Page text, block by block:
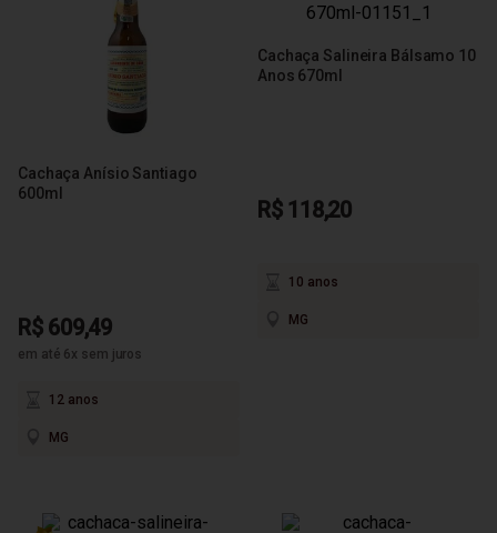
Cachaça Anísio Santiago
600ml
R$ 609,49
em até 6x sem juros
12 anos
MG
Cachaça Salineira Bálsamo 10
Anos 670ml
R$ 118,20
10 anos
MG